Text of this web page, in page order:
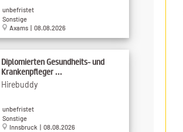
unbefristet
Sonstige
Axams | 08.08.2026
Diplomierten Gesundheits- und
Krankenpfleger ...
Hirebuddy
unbefristet
Sonstige
Innsbruck | 08.08.2026